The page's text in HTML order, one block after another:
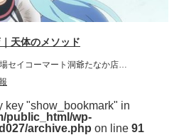
天体のメソッド
セイコーマート洞爺たなか店…
key "show_bookmark" in
public_html/wp-
archive.php on line 91